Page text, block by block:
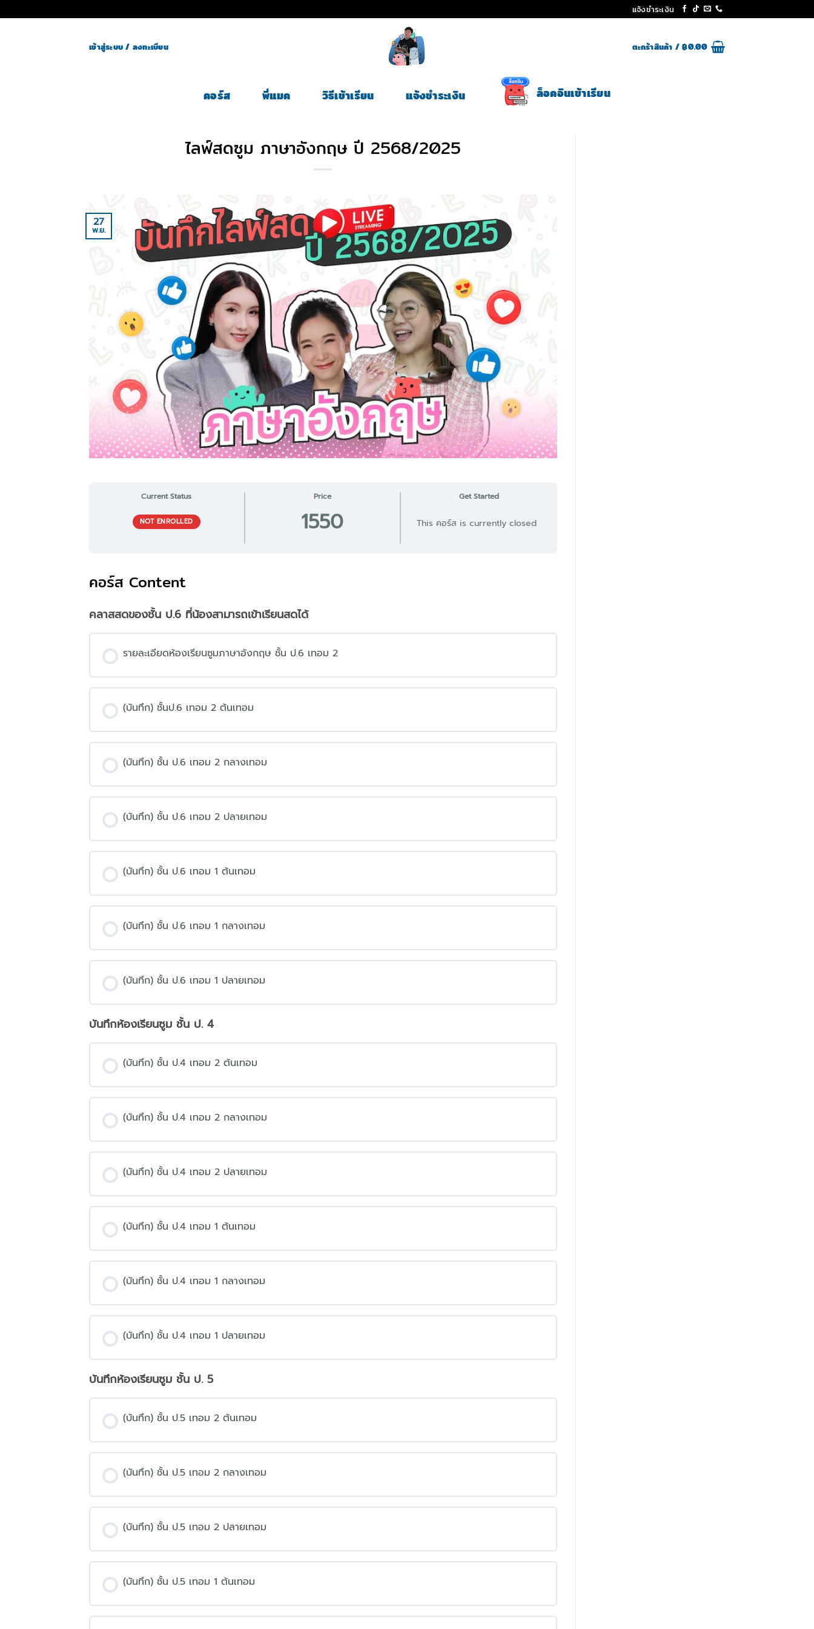
to
แจ้งชำระเงิน
เข้าสู่ระบบ / ลงทะเบียน ตะกร้าสินค้า /฿0.00
คอร์ส พี่แมค วิธีเข้าเรียน แจ้งชำระเงิน ล็อคอินเข้าเรียน
ไลฟ์สดซูม ภาษาอังกฤษ ปี 2568/2025
27
พ.ย.
Current Status
NOT ENROLLED
Price
1550
Get Started
This คอร์ส is currently closed
คอร์ส Content
คลาสสดของชั้น ป.6 ที่น้องสามารถเข้าเรียนสดได้
รายละเอียดห้องเรียนซูมภาษาอังกฤษ ชั้น ป.6 เทอม 2
(บันทึก) ชั้นป.6 เทอม 2 ต้นเทอม
(บันทึก) ชั้น ป.6 เทอม 2 กลางเทอม
(บันทึก) ชั้น ป.6 เทอม 2 ปลายเทอม
(บันทึก) ชั้น ป.6 เทอม 1 ต้นเทอม
(บันทึก) ชั้น ป.6 เทอม 1 กลางเทอม
(บันทึก) ชั้น ป.6 เทอม 1 ปลายเทอม
บันทึกห้องเรียนซูม ชั้น ป. 4
(บันทึก) ชั้น ป.4 เทอม 2 ต้นเทอม
(บันทึก) ชั้น ป.4 เทอม 2 กลางเทอม
(บันทึก) ชั้น ป.4 เทอม 2 ปลายเทอม
(บันทึก) ชั้น ป.4 เทอม 1 ต้นเทอม
(บันทึก) ชั้น ป.4 เทอม 1 กลางเทอม
(บันทึก) ชั้น ป.4 เทอม 1 ปลายเทอม
บันทึกห้องเรียนซูม ชั้น ป. 5
(บันทึก) ชั้น ป.5 เทอม 2 ต้นเทอม
(บันทึก) ชั้น ป.5 เทอม 2 กลางเทอม
(บันทึก) ชั้น ป.5 เทอม 2 ปลายเทอม
(บันทึก) ชั้น ป.5 เทอม 1 ต้นเทอม